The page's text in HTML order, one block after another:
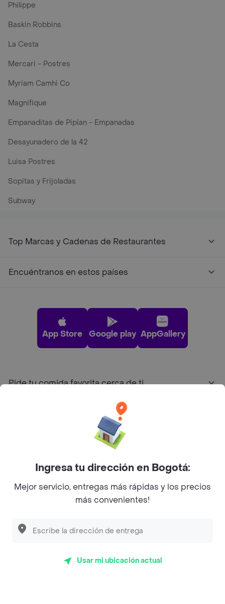
Philippe
Baskin Robbins
La Cesta
Mercari - Postres
Myriam Camhi Co
Magnifique
Empanaditas de Pipian - Empanadas
Desayunadero de la 42
Luisa Postres
Sopitas y Frijoladas
Subway
Top Marcas y Cadenas de Restaurantes
Encuéntranos en estos países
App Store Google play AppGallery
Pide tu comida favorita cerca de ti
Sobre Rappi
Facebook
Twitter
Instagram
©2026Rappi Inc. All rights reserved.
Ingresa tu dirección en Bogotá:
Mejor servicio, entregas más rápidas y los precios
más convenientes!
Usar mi ubicación actual